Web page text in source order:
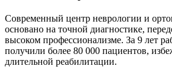
Современный центр неврологии и
основано на точной диагностике,
высоком профессионализме. За 9 лет
получили более 80 000 пациентов,
длительной реабилитации.